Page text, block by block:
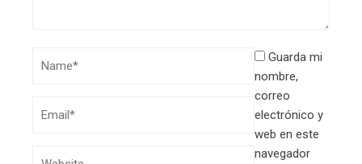
Guarda mi
nombre,
correo
electrónico y
web en este
navegador